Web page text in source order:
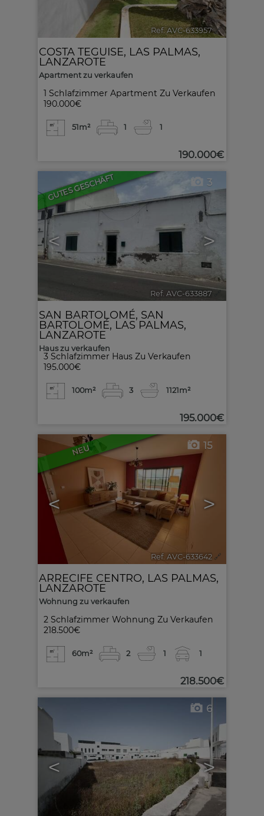
Ref. AVC-633957 🔗
1 Schlafzimmer Apartment Zu Verkaufen
190.000€
COSTA TEGUISE, LAS PALMAS,
LANZAROTE
Apartment zu verkaufen
51m² 1 1
190.000€
GUTES GESCHÄFT
< >
3
Ref. AVC-633887
3 Schlafzimmer Haus Zu Verkaufen
195.000€
SAN BARTOLOMÉ, SAN
BARTOLOMÉ, LAS PALMAS,
LANZAROTE
Haus zu verkaufen
100m² 3 1121m²
195.000€
NEU
< >
15
Ref. AVC-633642 🔗
2 Schlafzimmer Wohnung Zu Verkaufen
218.500€
ARRECIFE CENTRO, LAS PALMAS,
LANZAROTE
Wohnung zu verkaufen
60m² 2 1 1
218.500€
< >
6